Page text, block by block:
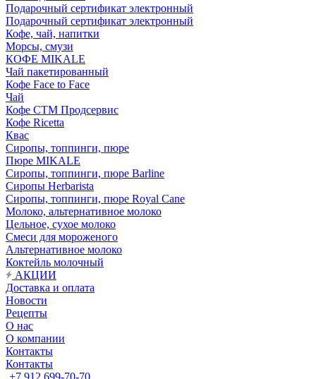
Подарочный сертификат электронный
Подарочный сертификат электронный
Кофе, чай, напитки
Морсы, смузи
КОФЕ MIKALE
Чай пакетированный
Кофе Face to Face
Чай
Кофе СТМ Продсервис
Кофе Ricetta
Квас
Сиропы, топпинги, пюре
Пюре MIKALE
Сиропы, топпинги, пюре Barline
Сиропы Herbarista
Сиропы, топпинги, пюре Royal Cane
Молоко, альтернативное молоко
Цельное, сухое молоко
Смеси для мороженого
Альтернативное молоко
Коктейль молочный
АКЦИИ
Доставка и оплата
Новости
Рецепты
О нас
О компании
Контакты
Контакты
+7 912 699-70-70